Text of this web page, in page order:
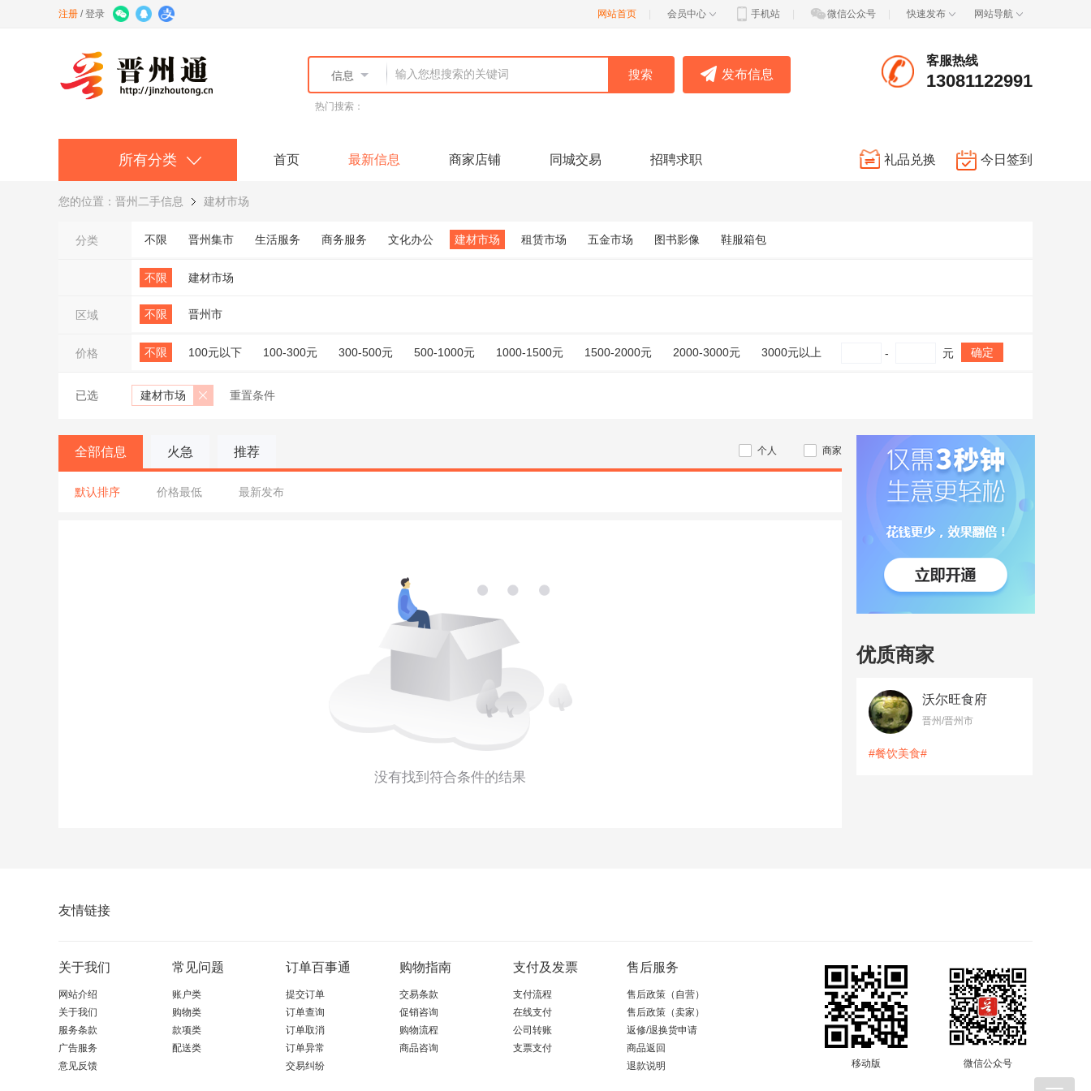
注册 /登录 网站首页 会员中心 手机站 微信公众号 快速发布 网站导航
信息
热门搜索：
发布信息
客服热线
13081122991
所有分类 首页 最新信息 商家店铺 同城交易 招聘求职 礼品兑换 今日签到
您的位置： 晋州二手信息 建材市场
分类 不限 晋州集市 生活服务 商务服务 文化办公 建材市场 租赁市场 五金市场 图书影像 鞋服箱包
不限 建材市场
区域 不限 晋州市
价格 不限 100元以下 100-300元 300-500元 500-1000元 1000-1500元 1500-2000元 2000-3000元 3000元以上 - 元 确定
已选 建材市场 重置条件
全部信息 火急 推荐 个人 商家
默认排序 价格最低 最新发布
没有找到符合条件的结果
优质商家
沃尔旺食府
晋州/晋州市
#餐饮美食#
友情链接
关于我们
网站介绍
关于我们
服务条款
广告服务
意见反馈
常见问题
账户类
购物类
款项类
配送类
订单百事通
提交订单
订单查询
订单取消
订单异常
交易纠纷
购物指南
交易条款
促销咨询
购物流程
商品咨询
支付及发票
支付流程
在线支付
公司转账
支票支付
售后服务
售后政策（自营）
售后政策（卖家）
返修/退换货申请
商品返回
退款说明
移动版 微信公众号